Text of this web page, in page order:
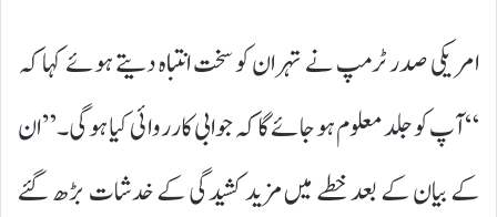
امریکی صدرٹرمپنے تہران کو سخت انتباہ دیتے ہوئے کہا کہ
“آپ کو جلد معلوم ہو جائے گا کہ جوابی کارروائی کیا ہوگی۔” ان
کے بیان کے بعد خطے میں مزید کشیدگی کے خدشات بڑھ گئے